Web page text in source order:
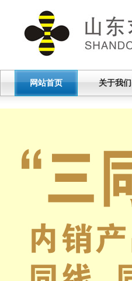
网站首页
|
关于我们
|